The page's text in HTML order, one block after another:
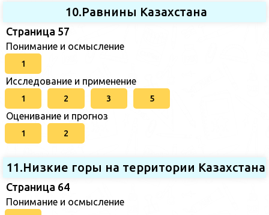
10.Равнины Казахстана
Страница 57
Понимание и осмысление
1
Исследование и применение
1 2 3 5
Оценивание и прогноз
1 2
11.Низкие горы на территории Казахстана
Страница 64
Понимание и осмысление